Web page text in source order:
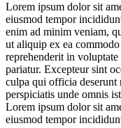
Lorem ipsum dolor sit
eiusmod tempor
enim ad minim veniam,
ut aliquip ex ea
reprehenderit in
pariatur. Excepteur sint
culpa qui officia
perspiciatis unde omnis
Lorem ipsum dolor sit
eiusmod tempor